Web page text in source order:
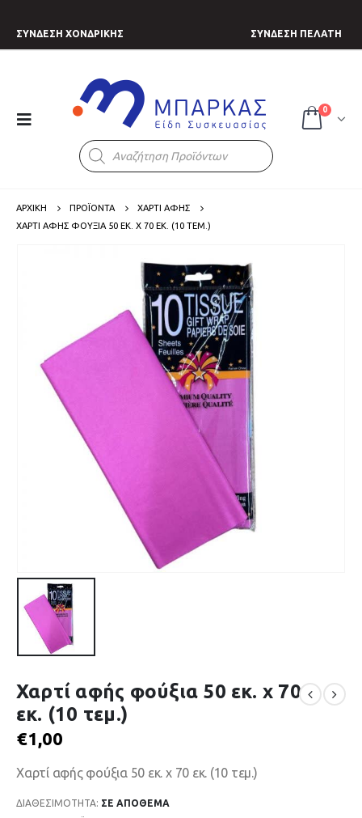
ΣΥΝΔΕΣΗ ΧΟΝΔΡΙΚΗΣ ΣΥΝΔΕΣΗ ΠΕΛΑΤΗ
Products
search
0
ΑΡΧΙΚΗ ΠΡΟΪΟΝΤΑ
ΧΑΡΤΙ ΑΦΗΣ
ΧΑΡΤΊ ΑΦΉΣ ΦΟΎΞΙΑ 50 ΕΚ. X 70 ΕΚ. (10 ΤΕΜ.)
Χαρτί αφής φούξια 50 εκ. x 70
εκ. (10 τεμ.)
€1,00
Χαρτί αφής φούξια 50 εκ. x 70 εκ. (10 τεμ.)
ΔΙΑΘΕΣΙΜΌΤΗΤΑ: ΣΕ ΑΠΌΘΕΜΑ